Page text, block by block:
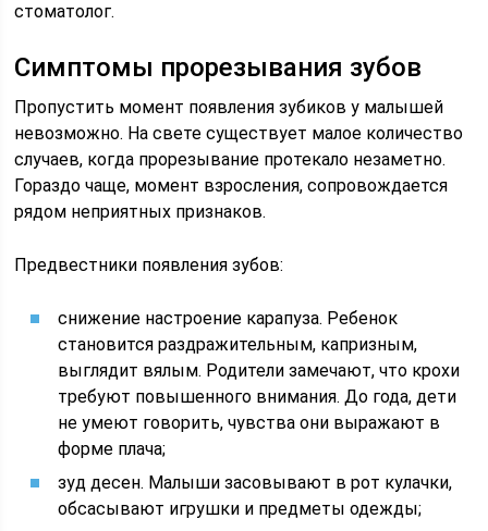
стоматолог.
Симптомы прорезывания зубов
Пропустить момент появления зубиков у малышей
невозможно. На свете существует малое количество
случаев, когда прорезывание протекало незаметно.
Гораздо чаще, момент взросления, сопровождается
рядом неприятных признаков.
Предвестники появления зубов:
снижение настроение карапуза. Ребенок
становится раздражительным, капризным,
выглядит вялым. Родители замечают, что крохи
требуют повышенного внимания. До года, дети
не умеют говорить, чувства они выражают в
форме плача;
зуд десен. Малыши засовывают в рот кулачки,
обсасывают игрушки и предметы одежды;